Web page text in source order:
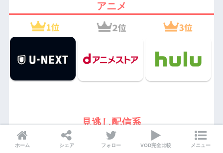
アニメ
見逃し配信系
ホーム シェア フォロー VOD完全比較 メニュー